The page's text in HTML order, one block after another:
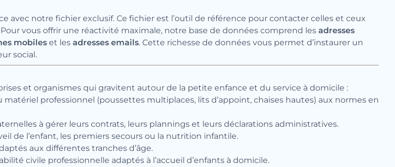
avec notre fichier exclusif. Ce fichier est l’outil de référence pour contacter celles et ceux
vous offrir une réactivité maximale, notre base de données comprend les adresses
mobiles et les adresses emails. Cette richesse de données vous permet d’instaurer un
social.
et organismes qui gravitent autour de la petite enfance et du service à domicile :
matériel professionnel (poussettes multiplaces, lits d’appoint, chaises hautes) aux normes en
à gérer leurs contrats, leurs plannings et leurs déclarations administratives.
de l’enfant, les premiers secours ou la nutrition infantile.
aux différentes tranches d’âge.
civile professionnelle adaptés à l’accueil d’enfants à domicile.